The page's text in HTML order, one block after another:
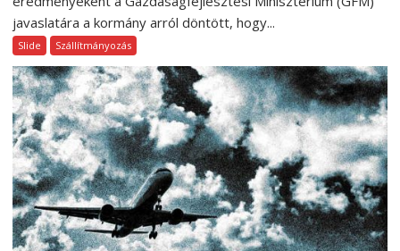
javaslatára a kormány arról döntött, hogy...
Slide Szállítmányozás